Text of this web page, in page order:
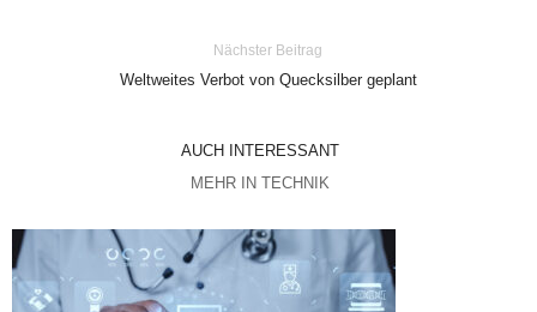
Nächster Beitrag
Weltweites Verbot von Quecksilber geplant
AUCH INTERESSANT
MEHR IN TECHNIK